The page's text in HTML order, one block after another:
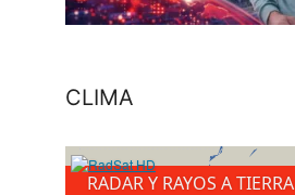
CLIMA
RADAR Y RAYOS A TIERRA